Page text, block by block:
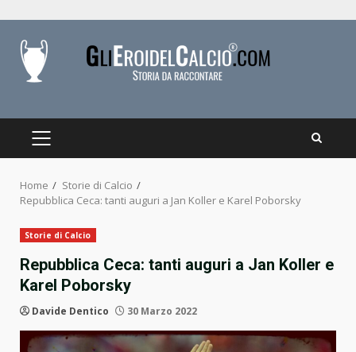
content
PRIMARY
Home
Storie di Calcio
Repubblica Ceca: tanti auguri a Jan Koller e Karel Poborsky
Storie di Calcio
Repubblica Ceca: tanti auguri a Jan Koller e
Karel Poborsky
Davide Dentico 30 Marzo 2022